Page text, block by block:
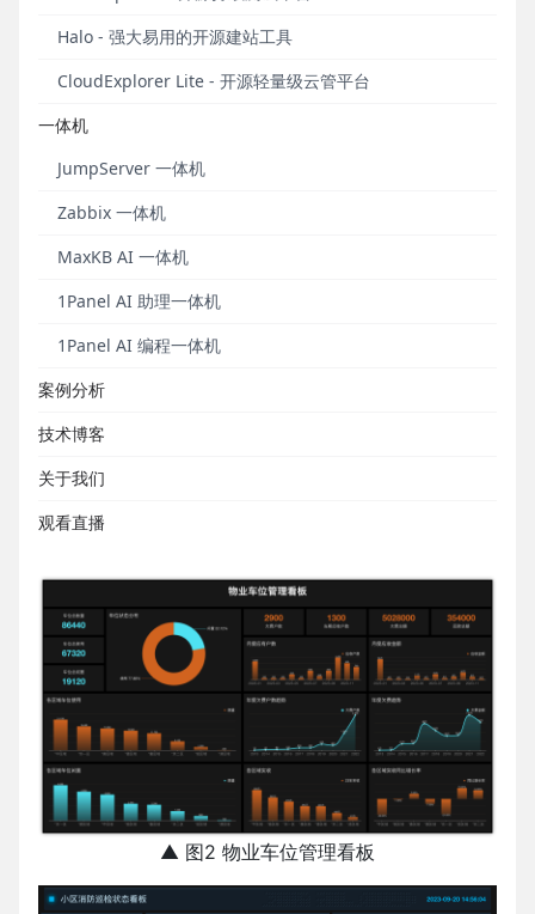
Halo - 强大易用的开源建站工具
CloudExplorer Lite - 开源轻量级云管平台
一体机
JumpServer 一体机
Zabbix 一体机
MaxKB AI 一体机
1Panel AI 助理一体机
1Panel AI 编程一体机
案例分析
技术博客
关于我们
观看直播
已经达到219个，其中包括DataEase v1版本模板153
个、DataEase v2版本模板66个。这些模板广泛覆盖
疗、旅游等行业应用场景，可供各行业用户免费下载
使用。
本期为大家推荐DataEase模板市场中5款精美的物业
▲ 图2 物业车位管理看板